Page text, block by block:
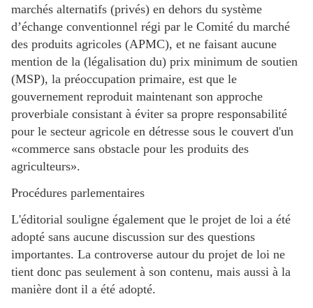
marchés alternatifs (privés) en dehors du système
d’échange conventionnel régi par le Comité du marché
des produits agricoles (APMC), et ne faisant aucune
mention de la (légalisation du) prix minimum de soutien
(MSP), la préoccupation primaire, est que le
gouvernement reproduit maintenant son approche
proverbiale consistant à éviter sa propre responsabilité
pour le secteur agricole en détresse sous le couvert d'un
«commerce sans obstacle pour les produits des
agriculteurs».
Procédures parlementaires
L'éditorial souligne également que le projet de loi a été
adopté sans aucune discussion sur des questions
importantes. La controverse autour du projet de loi ne
tient donc pas seulement à son contenu, mais aussi à la
manière dont il a été adopté.